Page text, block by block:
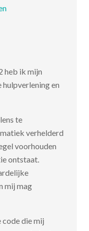
heb ik mijn
en
te
verhelderd
voorhouden
ontstaat.
mij mag
code die mij